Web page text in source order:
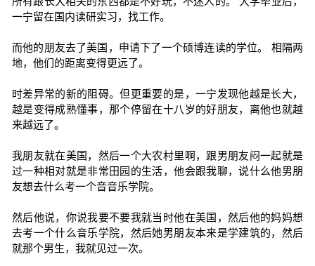
一宁留在国内读研实习，找工作。
而他的朋友去了美国，申请下了一个硕博连读的学位。 相隔两
地，他们的距离变得更远了。
时差异常的新的阻碍。但更重要的是，一宁发现他越是长大，
越是变得成熟懂事，那个停留在十八岁的好朋友，离他也就越
来越远了。
我朋友就在美国，然后一个大农村里啊，跟男朋友闷一起就是
过一种相对就是非常田园的生活，他会跟我聊，说什么他男朋
友想去什么考一个音音乐学院。
然后他说，你说我要不要我就当时他在美国，然后他的妈妈想
去考一个什么音乐学院，然后她男朋友本来是学建筑的，然后
就那个男生，我就见过一次。